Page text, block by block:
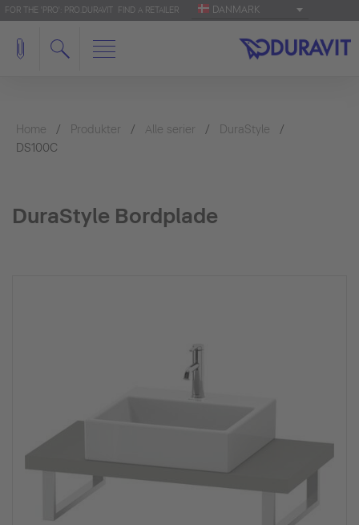
FOR THE 'PRO': PRO.DURAVIT FIND A RETAILER DANMARK
Home Produkter Alle serier
DuraStyle
DS100C
DuraStyle Bordplade